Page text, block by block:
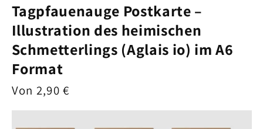
Tagpfauenauge Postkarte –
Illustration des heimischen
Schmetterlings (Aglais io) im A6
Format
Normaler
Preis
Von 2,90 €